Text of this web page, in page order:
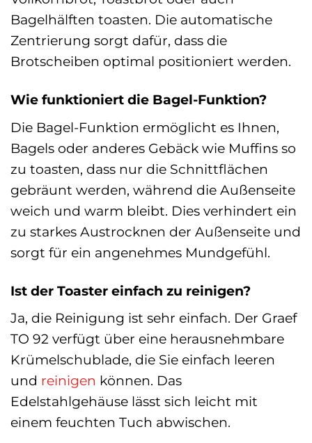
Bagelhälften toasten. Die automatische
Zentrierung sorgt dafür, dass die
Brotscheiben optimal positioniert werden.
Wie funktioniert die Bagel-Funktion?
Die Bagel-Funktion ermöglicht es Ihnen,
Bagels oder anderes Gebäck wie Muffins so
zu toasten, dass nur die Schnittflächen
gebräunt werden, während die Außenseite
weich und warm bleibt. Dies verhindert ein
zu starkes Austrocknen der Außenseite und
sorgt für ein angenehmes Mundgefühl.
Ist der Toaster einfach zu reinigen?
Ja, die Reinigung ist sehr einfach. Der Graef
TO 92 verfügt über eine herausnehmbare
Krümelschublade, die Sie einfach leeren
und reinigen können. Das
Edelstahlgehäuse lässt sich leicht mit
einem feuchten Tuch abwischen.